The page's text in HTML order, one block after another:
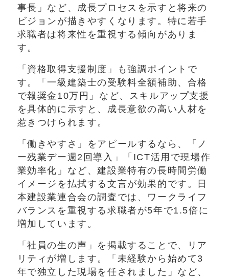
事長」など、成長プロセスを示すと将来の
ビジョンが描きやすくなります。特に若手
求職者は将来性を重視する傾向がありま
す。
「資格取得支援制度」も強調ポイントで
す。「一級建築士の受験料全額補助、合格
で報奨金10万円」など、スキルアップ支援
を具体的に示すと、成長意欲の高い人材を
惹きつけられます。
「働きやすさ」をアピールするなら、「ノ
ー残業デー週2回導入」「ICT活用で現場作
業効率化」など、建設業特有の長時間労働
イメージを払拭する文言が効果的です。日
本建設業連合会の調査では、ワークライフ
バランスを重視する求職者が5年で1.5倍に
増加しています。
「社員の生の声」を掲載することで、リア
リティが増します。「未経験から始めて3
年で独立した現場を任されました」など、